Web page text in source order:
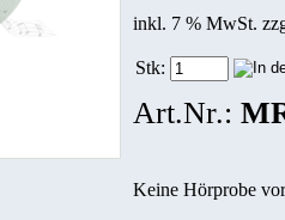
inkl. 7 % MwSt.
Stk:
Art.Nr.:
Keine Hörprobe